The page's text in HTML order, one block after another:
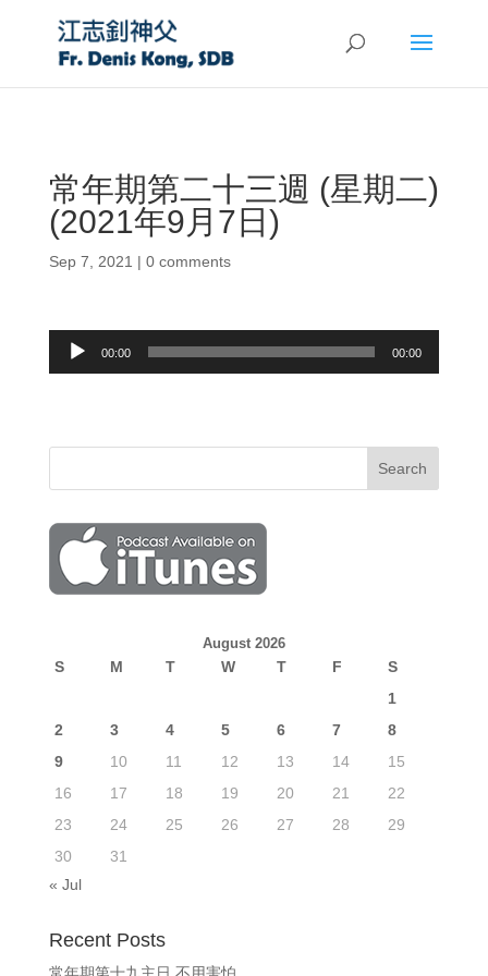
常年期第二十三週 (星期二)
(2021年9月7日)
Sep 7, 2021 | 0 comments
Audio
00:00 00:00
August 2026
S M T W T F
S
1
2
3 4 5 6 7
8
9
10 11 12 13 14
15
16
17 18 19 20 21
22
23
24 25 26 27 28
29
30
31
« Jul
Recent Posts